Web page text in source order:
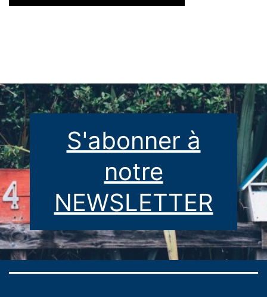
S'abonner à
notre
NEWSLETTER